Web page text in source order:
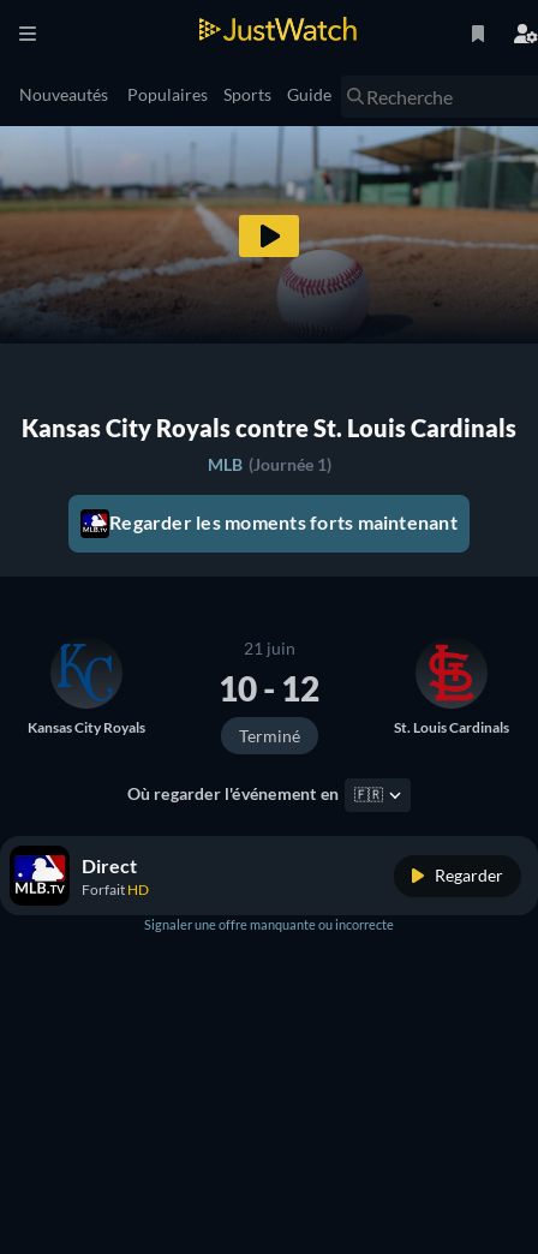
Nouveautés Populaires Sports Guide
Kansas City Royals contre St. Louis Cardinals
MLB (Journée 1)
Regarder les moments forts maintenant
Kansas City Royals
21 juin
10 - 12
Terminé St. Louis Cardinals
Où regarder l'événement en 🇫🇷
Direct
Forfait HD
Regarder
Signaler une offre manquante ou incorrecte